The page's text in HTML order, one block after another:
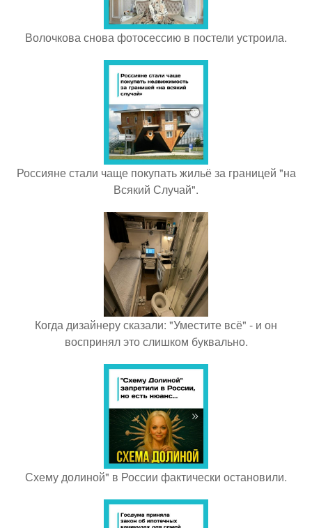
Волочкова снова фотосессию в постели устроила.
Россияне стали чаще покупать жильё за границей "на
Всякий Случай".
Когда дизайнеру сказали: "Уместите всё" - и он
воспринял это слишком буквально.
Схему долиной" в России фактически остановили.